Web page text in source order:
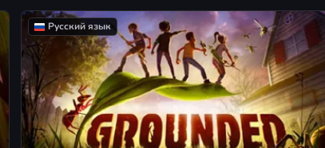
Русский язык